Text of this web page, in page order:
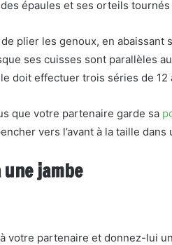
épaules et ses orteils
plier les genoux, en abaissant
ses cuisses sont parallèles
doit effectuer trois séries de 12
que votre partenaire garde sa
vers l’avant à la taille dans
jambe
votre partenaire et donnez-lui